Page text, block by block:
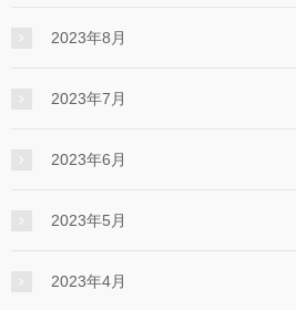
2023年8月
2023年7月
2023年6月
2023年5月
2023年4月